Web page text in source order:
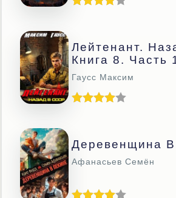
Лейтенант.
Книга 8. Часть
Гаусс Максим
Деревенщина В
Афанасьев Семён